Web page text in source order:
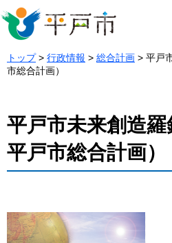
トップ> 行政情報 > 総合計画 > 平戸
市総合計画）
平戸市未来創造
平戸市総合計画）